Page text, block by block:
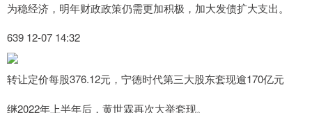
为稳经济，明年财政政策仍需更加积极，加大发债扩大支出。
639 12-07 14:32
转让定价每股376.12元，宁德时代第三大股东套现逾170亿元
继2022年上半年后，黄世霖再次大举套现。